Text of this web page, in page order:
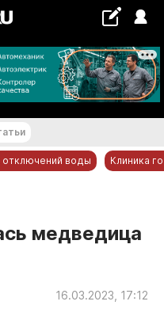
°С
отключений воды Клиника
медведица
16.03.2023, 17:12